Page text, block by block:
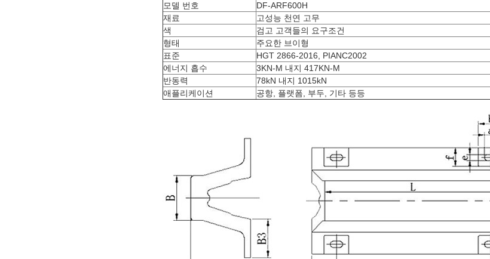
모델 번호
DF-ARF600H
재료
고성능 천연 고무
색
검고 고객들의 요구조건
형태
주요한 브이형
표준
HGT 2866-2016, PIANC2002
에너지 흡수
3KN-M 내지 417KN-M
반동력
78kN 내지 1015kN
애플리케이션
공항, 플랫폼, 부두, 기타 등등